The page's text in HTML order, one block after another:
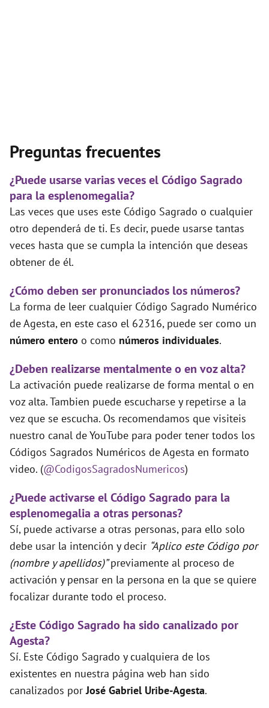
Preguntas frecuentes
¿Puede usarse varias veces el Código Sagrado
para la esplenomegalia?
Las veces que uses este Código Sagrado o cualquier
otro dependerá de ti. Es decir, puede usarse tantas
veces hasta que se cumpla la intención que deseas
obtener de él.
¿Cómo deben ser pronunciados los números?
La forma de leer cualquier Código Sagrado Numérico
de Agesta, en este caso el 62316, puede ser como un
número entero o como números individuales.
¿Deben realizarse mentalmente o en voz alta?
La activación puede realizarse de forma mental o en
voz alta. Tambien puede escucharse y repetirse a la
vez que se escucha. Os recomendamos que visiteis
nuestro canal de YouTube para poder tener todos los
Códigos Sagrados Numéricos de Agesta en formato
video. (@CodigosSagradosNumericos)
¿Puede activarse el Código Sagrado para la
esplenomegalia a otras personas?
Sí, puede activarse a otras personas, para ello solo
debe usar la intención y decir “Aplico este Código por
(nombre y apellidos)”previamente al proceso de
activación y pensar en la persona en la que se quiere
focalizar durante todo el proceso.
¿Este Código Sagrado ha sido canalizado por
Agesta?
Sí. Este Código Sagrado y cualquiera de los
existentes en nuestra página web han sido
canalizados porJosé Gabriel Uribe-Agesta.